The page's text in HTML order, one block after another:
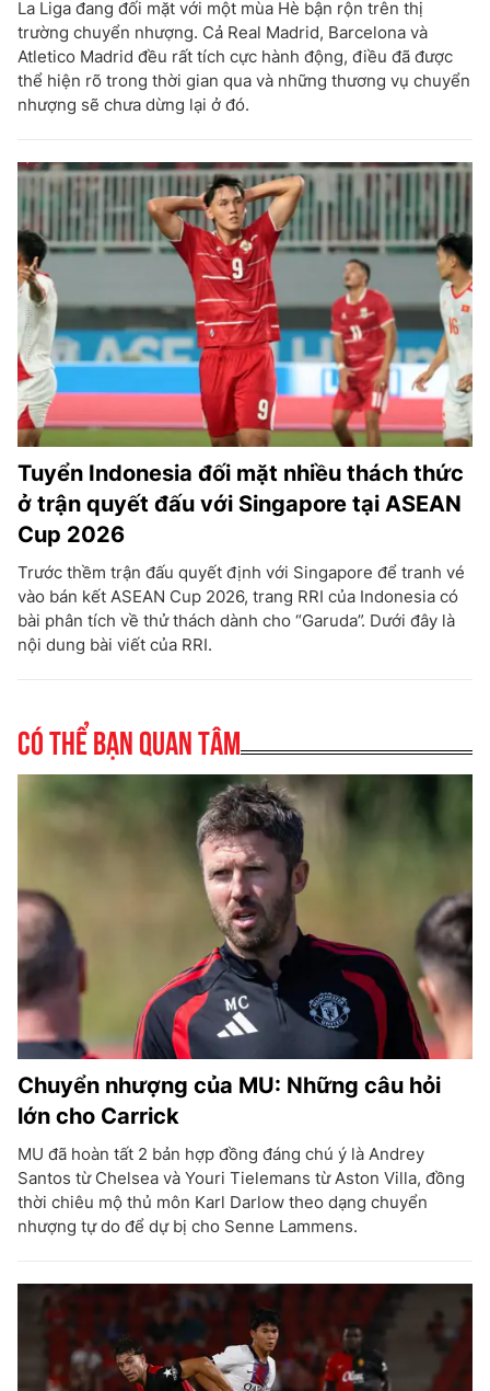
La Liga đang đối mặt với một mùa Hè bận rộn trên thị
trường chuyển nhượng. Cả Real Madrid, Barcelona và
Atletico Madrid đều rất tích cực hành động, điều đã được
thể hiện rõ trong thời gian qua và những thương vụ chuyển
nhượng sẽ chưa dừng lại ở đó.
Tuyển Indonesia đối mặt nhiều thách thức
ở trận quyết đấu với Singapore tại ASEAN
Cup 2026
Trước thềm trận đấu quyết định với Singapore để tranh vé
vào bán kết ASEAN Cup 2026, trang RRI của Indonesia có
bài phân tích về thử thách dành cho “Garuda”. Dưới đây là
nội dung bài viết của RRI.
Có thể bạn quan tâm
Chuyển nhượng của MU: Những câu hỏi
lớn cho Carrick
MU đã hoàn tất 2 bản hợp đồng đáng chú ý là Andrey
Santos từ Chelsea và Youri Tielemans từ Aston Villa, đồng
thời chiêu mộ thủ môn Karl Darlow theo dạng chuyển
nhượng tự do để dự bị cho Senne Lammens.